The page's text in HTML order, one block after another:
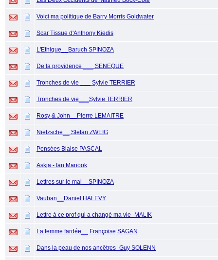
Voici ma politique de Barry Morris Goldwater
Scar Tissue d'Anthony Kiedis
L'Ethique__Baruch SPINOZA
De la providence ___ SENEQUE
Tronches de vie ___ Sylvie TERRIER
Tronches de vie___Sylvie TERRIER
Rosy & John__Pierre LEMAITRE
Nietzsche__ Stefan ZWEIG
Pensées Blaise PASCAL
Askja - Ian Manook
Lettres sur le mal__SPINOZA
Vauban__Daniel HALEVY
Lettre à ce prof qui a changé ma vie_MALIK
La femme fardée__ Françoise SAGAN
Dans la peau de nos ancêtres_Guy SOLENN